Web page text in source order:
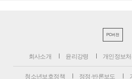
PC버전
회사소개 윤리강령 개인정보
청소년보호정책 정정·반론보도